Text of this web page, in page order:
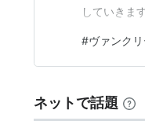
していきます
#ヴァンクリ
ネットで話題